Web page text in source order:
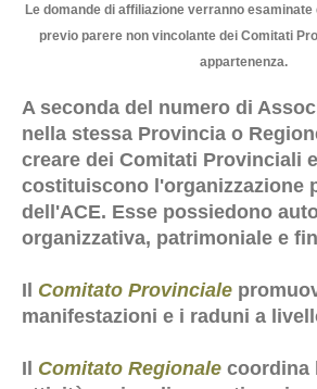
Le domande di affiliazione verranno esaminate
previo parere non vincolante dei Comitati
appartenenza.
A seconda del numero di
nella stessa Provincia o
creare dei Comitati Provinciali
costituiscono l'organizzazione
dell'ACE. Esse possiedono
organizzativa, patrimoniale e
Il Comitato Provinciale
manifestazioni e i raduni a
Il Comitato Regionale coordina